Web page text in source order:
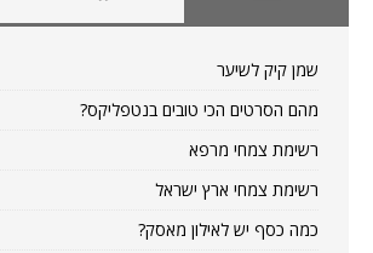
שמן קיק לשיער
מהם הסרטים הכי טובים בנטפליקס?
רשימת צמחי מרפא
רשימת צמחי ארץ ישראל
כמה כסף יש לאילון מאסק?